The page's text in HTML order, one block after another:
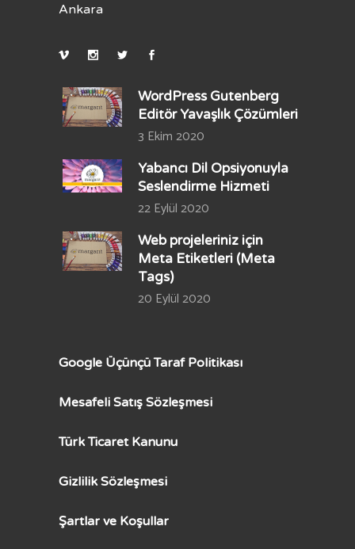
Ankara
WordPress Gutenberg
Editör Yavaşlık Çözümleri
3 Ekim 2020
Yabancı Dil Opsiyonuyla
Seslendirme Hizmeti
22 Eylül 2020
Web projeleriniz için
Meta Etiketleri (Meta
Tags)
20 Eylül 2020
Google Üçünçü Taraf Politikası
Mesafeli Satış Sözleşmesi
Türk Ticaret Kanunu
Gizlilik Sözleşmesi
Şartlar ve Koşullar